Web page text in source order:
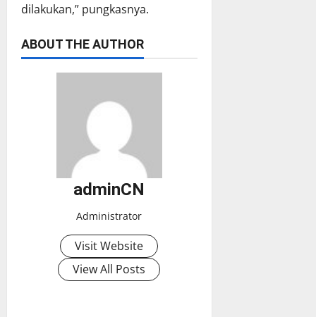
dilakukan,” pungkasnya.
ABOUT THE AUTHOR
adminCN
Administrator
Visit Website
View All Posts